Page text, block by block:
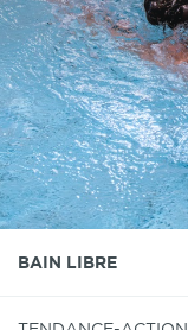
BAIN LIBRE